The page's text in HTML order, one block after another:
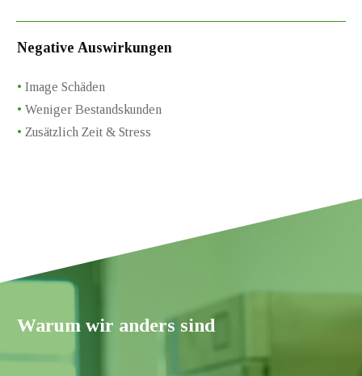
Negative Auswirkungen
• Image Schäden
• Weniger Bestandskunden
• Zusätzlich Zeit & Stress
Warum wir anders sind